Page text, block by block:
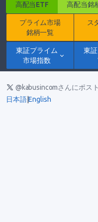
高配当ETF
高配当銘
プライム市場
銘柄一覧
ス
東証プライム
市場指数
東
@kabusincomさんにポスト
日本語|English